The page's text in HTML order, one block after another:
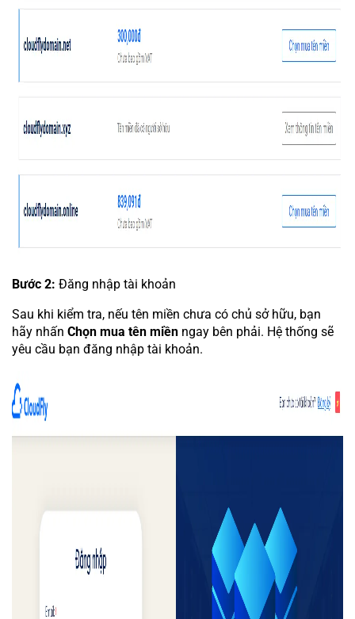
Bước 2: Đăng nhập tài khoản
Sau khi kiểm tra, nếu tên miền chưa có chủ sở hữu, bạn
hãy nhấn Chọn mua tên miền ngay bên phải. Hệ thống sẽ
yêu cầu bạn đăng nhập tài khoản.